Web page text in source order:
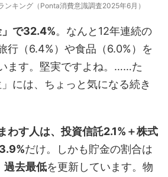
ンキング（Ponta消費意識調査2025年6月）
」で32.4%。なんと12年連続の
行（6.4%）や食品（6.0%）を
ます。堅実ですよね。……た
には、ちょっと気になる続き
わす人は、投資信託2.1%＋株式
だけ。しかも貯金の割合は
過去最低を更新しています。物